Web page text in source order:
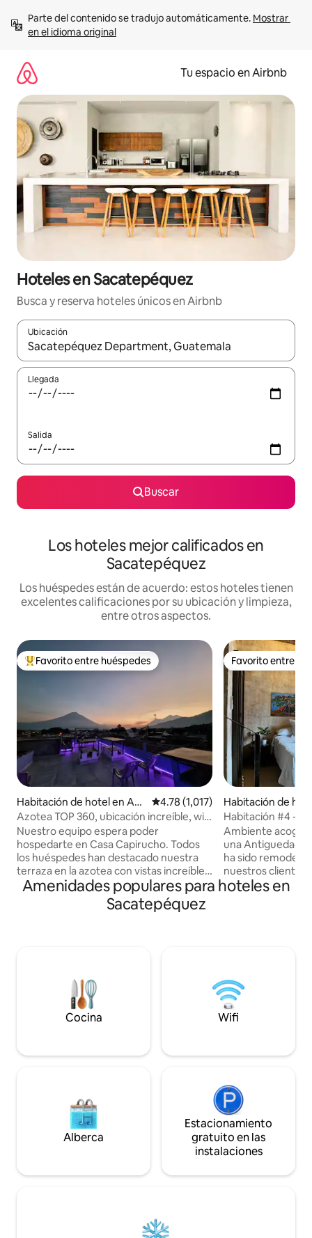
contenido
Parte del contenido se tradujo automáticamente. Mostrar
en el idioma original
Tu espacio en Airbnb
Hoteles en Sacatepéquez
Busca y reserva hoteles únicos en Airbnb
Ubicación
Cuando los resultados estén disponibles, podrás navegar
Llegada
Salida
Buscar
Los hoteles mejor calificados en
Sacatepéquez
Los huéspedes están de acuerdo: estos hoteles tienen
excelentes calificaciones por su ubicación y limpieza,
entre otros aspectos.
De los mejores en Favorito entre huéspedes
Favorito entre huéspedes
Habitación de hotel en Ant
igua Guatemala
Calificación promedio: 4.78 de 5;
4.78 (1,017)
Azotea TOP 360, ubicación increíble, wifi
rápido
Nuestro equipo espera poder
hospedarte en Casa Capirucho. Todos
los huéspedes han destacado nuestra
terraza en la azotea con vistas increíbles
a la ciudad y los volcanes y nuestra
cocina totalmente equipada. Nuestra
increíble ubicación te permite estar muy
Todas nuestras habitaciones tienen un
pequeño escritorio para trabajar, TV
inteligente ver plataformas de
streaming, un baño privado y colchones
Favorito entre
Favorito entre
Habitación de
a Guatemala
Habitación #4 -
Ambiente
una Antiguedad
ha sido
nuestros clientes
Centro Histórico
ciudadanos de
lugares
Antigua
Amenidades populares para hoteles en
Sacatepéquez
Cocina Wifi
Alberca
Estacionamiento
gratuito en las
instalaciones